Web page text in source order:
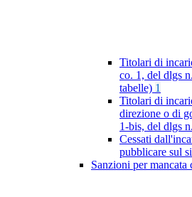
Titolari di
co. 1, del dlgs
tabelle) 1
Titolari di
direzione o di
1-bis, del dlgs
Cessati
pubblicare sul
Sanzioni per